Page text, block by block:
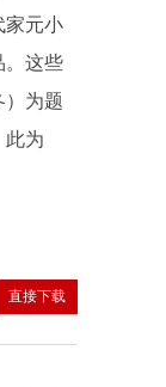
家元小
。这些
为题
为
直接下载